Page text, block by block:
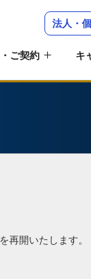
法人・
ご契約 キ
再開いたします。